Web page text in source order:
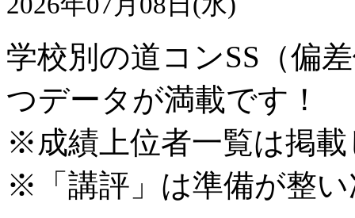
学校別の道コンSS（偏
つデータが満載です！
※成績上位者一覧は掲
※「講評」は準備が整